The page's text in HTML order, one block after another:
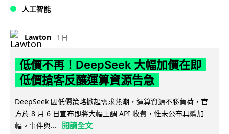
人工智能
Lawton 1 日
低價不再！DeepSeek 大幅加價在即
低價搶客反釀運算資源告急
DeepSeek 因低價策略掀起需求熱潮，運算資源不勝負荷，官
方於 8 月 6 日宣布即將大幅上調 API 收費，惟未公布具體加
幅。事件與...
閱讀全文